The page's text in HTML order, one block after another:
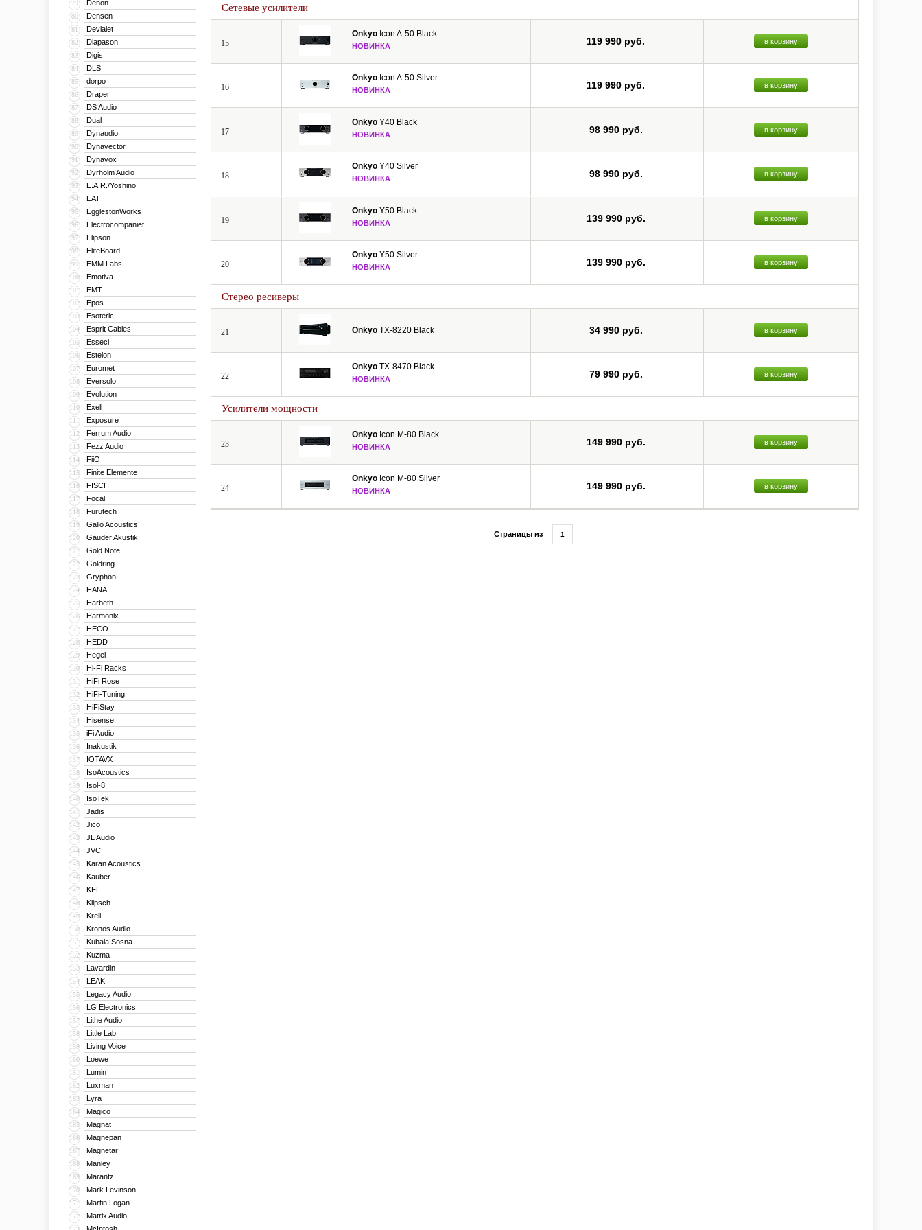
79 Denon
80 Densen
81 Devialet
82 Diapason
83 Digis
84 DLS
85 dorpo
86 Draper
87 DS Audio
88 Dual
89 Dynaudio
90 Dynavector
91 Dynavox
92 Dyrholm Audio
93 E.A.R./Yoshino
94 EAT
95 EgglestonWorks
96 Electrocompaniet
97 Elipson
98 EliteBoard
99 EMM Labs
100 Emotiva
101 EMT
102 Epos
103 Esoteric
104 Esprit Cables
105 Esseci
106 Estelon
107 Euromet
108 Eversolo
109 Evolution
110 Exell
111 Exposure
112 Ferrum Audio
113 Fezz Audio
114 FiiO
115 Finite Elemente
116 FISCH
117 Focal
118 Furutech
119 Gallo Acoustics
120 Gauder Akustik
121 Gold Note
122 Goldring
123 Gryphon
124 HANA
125 Harbeth
126 Harmonix
127 HECO
128 HEDD
129 Hegel
130 Hi-Fi Racks
131 HiFi Rose
132 HiFi-Tuning
133 HiFiStay
134 Hisense
135 iFi Audio
136 Inakustik
137 IOTAVX
138 IsoAcoustics
139 Isol-8
140 IsoTek
141 Jadis
142 Jico
143 JL Audio
144 JVC
145 Karan Acoustics
146 Kauber
147 KEF
148 Klipsch
149 Krell
150 Kronos Audio
151 Kubala Sosna
152 Kuzma
153 Lavardin
154 LEAK
155 Legacy Audio
156 LG Electronics
157 Lithe Audio
158 Little Lab
159 Living Voice
160 Loewe
161 Lumin
162 Luxman
163 Lyra
164 Magico
165 Magnat
166 Magnepan
167 Magnetar
168 Manley
169 Marantz
170 Mark Levinson
171 Martin Logan
172 Matrix Audio
локальную сеть (MP3, WMA, WMA Lossless, FLAC, WAV, Ogg Vorbis, AAC, LPCM), прием передач интернет-радио через vTuner и другие потоковые сервисы.
Они поддерживают новейшую версию HDMI с 3D, Audio Return Channel, Deep Color, x.v.Color, LipSync, Dolby TrueHD, DTS-HD Master Audio, DVD-Audio, Super Audio
CD, Multichannel PCM, и CEC, имеют 3-каскадную схему усиления мощности на дарлингтоновских транзисторах, свободно масштабируют изображения с входов
HDMI до разрешения 4K с помощью процессора Marvell Qdeo, обеспечивают прямое цифровое соединение с iPod/iPhone через порт USB на передней панели и
декодируют Audyssey DSX и Dolby Pro Logic IIz для новых каналов окружающего звука.
Сетевые усилители
15
Onkyo Icon A-50 Black
НОВИНКА 119 990 руб. в корзину
16
Onkyo Icon A-50 Silver
НОВИНКА 119 990 руб. в корзину
17
Onkyo Y40 Black
НОВИНКА 98 990 руб. в корзину
18
Onkyo Y40 Silver
НОВИНКА 98 990 руб. в корзину
19
Onkyo Y50 Black
НОВИНКА 139 990 руб. в корзину
20
Onkyo Y50 Silver
НОВИНКА 139 990 руб. в корзину
Стерео ресиверы
21 Onkyo TX-8220 Black 34 990 руб. в корзину
22
Onkyo TX-8470 Black
НОВИНКА 79 990 руб. в корзину
Усилители мощности
23
Onkyo Icon M-80 Black
НОВИНКА 149 990 руб. в корзину
24
Onkyo Icon M-80 Silver
НОВИНКА 149 990 руб. в корзину
Страницы из 1